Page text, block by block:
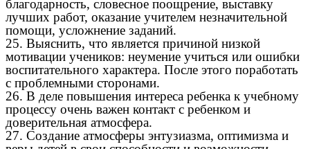
благодарность, словесное поощрение, выставку
лучших работ, оказание учителем незначительной
помощи, усложнение заданий.
25. Выяснить, что является причиной низкой
мотивации учеников: неумение учиться или ошибки
воспитательного характера. После этого поработать
с проблемными сторонами.
26. В деле повышения интереса ребенка к учебному
процессу очень важен контакт с ребенком и
доверительная атмосфера.
27. Создание атмосферы энтузиазма, оптимизма и